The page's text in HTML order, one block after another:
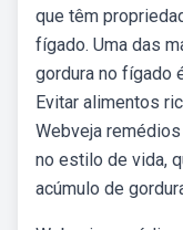
que têm
fígado. Uma das
gordura no fígado
Evitar alimentos
Webveja
no estilo de vida,
acúmulo de